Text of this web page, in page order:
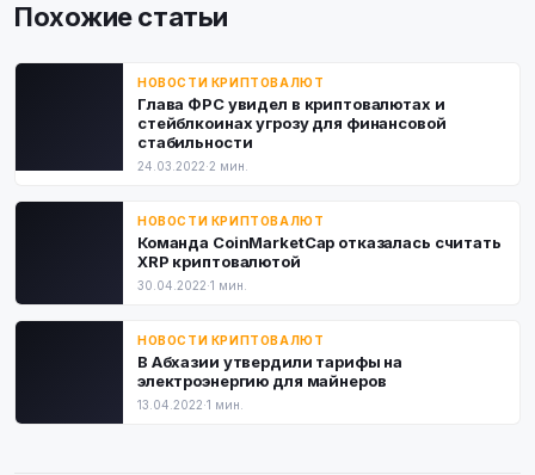
Похожие статьи
НОВОСТИ КРИПТОВАЛЮТ
Глава ФРС увидел в криптовалютах и
стейблкоинах угрозу для финансовой
стабильности
24.03.2022·2 мин.
НОВОСТИ КРИПТОВАЛЮТ
Команда CoinMarketCap отказалась считать
XRP криптовалютой
30.04.2022·1 мин.
НОВОСТИ КРИПТОВАЛЮТ
В Абхазии утвердили тарифы на
электроэнергию для майнеров
13.04.2022·1 мин.